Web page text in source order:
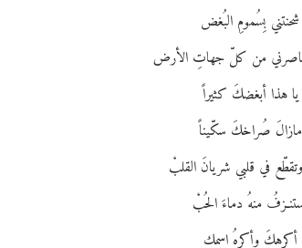
شحنتني بِسُمومِ البُغض
من كلّ جهاتِ الأرض
يا هذا أبغضكَ كثيراً
مازالَ صُراخكَ سكّيناً
في قلبي شريانَ القلبْ
منهُ دماءَ الحُبْ
أكرهكَ وأكرهُ اسمك